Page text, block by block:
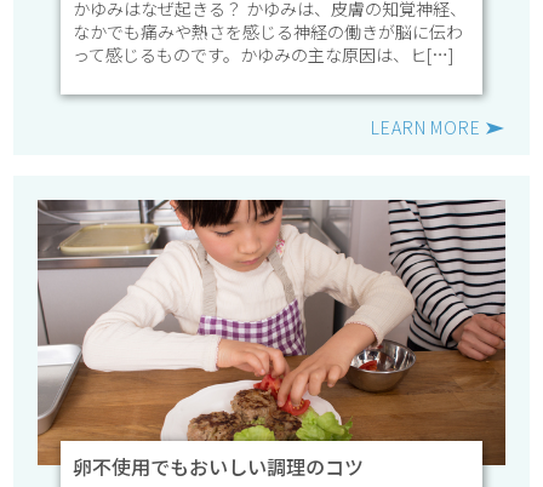
かゆみはなぜ起きる？ かゆみは、皮膚の知覚神経、
なかでも痛みや熱さを感じる神経の働きが脳に伝わ
って感じるものです。かゆみの主な原因は、ヒ[…]
LEARN MORE
卵不使用でもおいしい調理のコツ